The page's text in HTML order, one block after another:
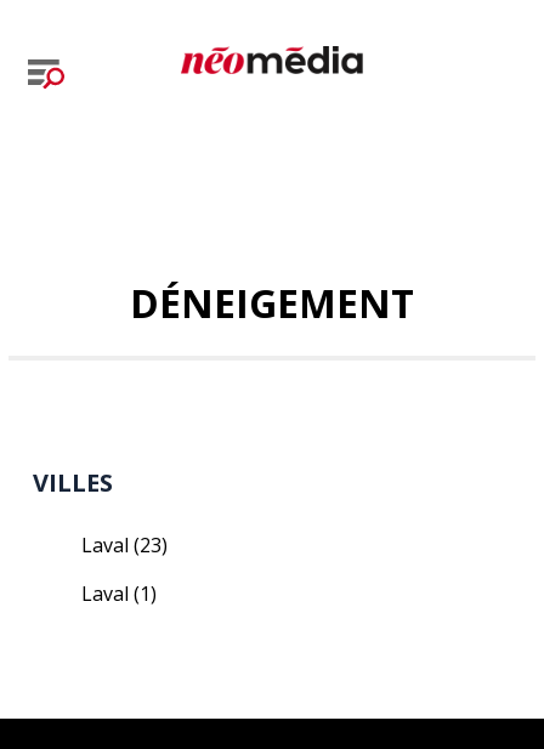
DÉNEIGEMENT
VILLES
Laval(23)
Laval(1)